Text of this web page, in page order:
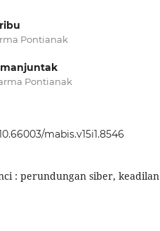
Pontianak
Pontianak
mabis.v15i1.8546
: perundungan siber, keadilan